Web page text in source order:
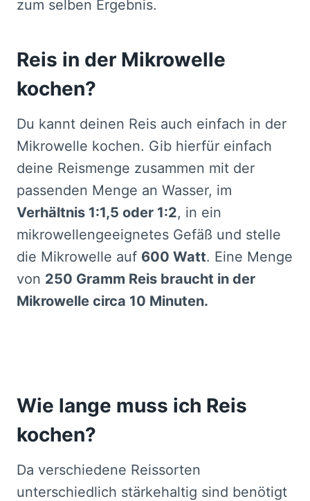
zum selben Ergebnis.
Reis in der Mikrowelle
kochen?
Du kannt deinen Reis auch einfach in der
Mikrowelle kochen. Gib hierfür einfach
deine Reismenge zusammen mit der
passenden Menge an Wasser, im
Verhältnis 1:1,5 oder 1:2, in ein
mikrowellengeeignetes Gefäß und stelle
die Mikrowelle auf 600 Watt. Eine Menge
von 250 Gramm Reis braucht in der
Mikrowelle circa 10 Minuten.
Wie lange muss ich Reis
kochen?
Da verschiedene Reissorten
unterschiedlich stärkehaltig sind benötigt